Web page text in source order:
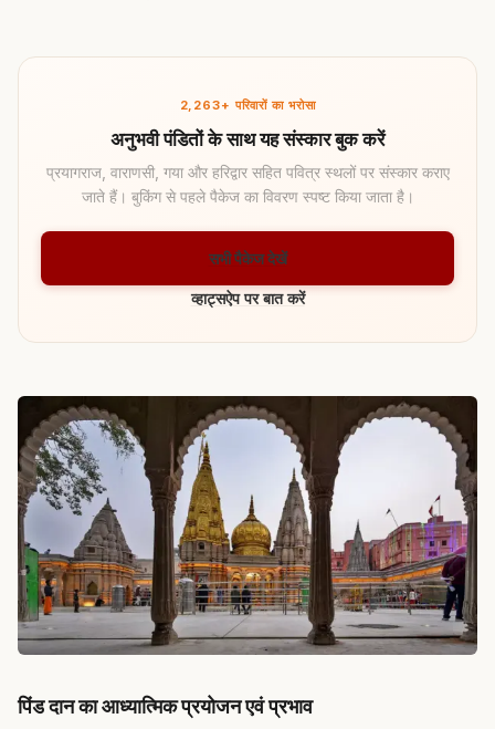
2,263+ परिवारों का भरोसा
अनुभवी पंडितों के साथ यह संस्कार बुक करें
प्रयागराज, वाराणसी, गया और हरिद्वार सहित पवित्र स्थलों पर संस्कार कराए
जाते हैं। बुकिंग से पहले पैकेज का विवरण स्पष्ट किया जाता है।
सभी पैकेज देखें
व्हाट्सऐप पर बात करें
पिंड दान का आध्यात्मिक प्रयोजन एवं प्रभाव